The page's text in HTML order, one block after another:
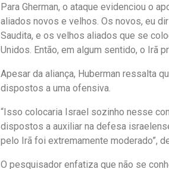
Para Gherman, o ataque evidenciou o
aliados novos e velhos. Os novos, eu
Saudita, e os velhos aliados que se
Unidos. Então, em algum sentido, o Irã
Apesar da aliança, Huberman ressalta
dispostos a uma ofensiva.
“Isso colocaria Israel sozinho nesse
dispostos a auxiliar na defesa
pelo Irã foi extremamente moderado”,
O pesquisador enfatiza que não se